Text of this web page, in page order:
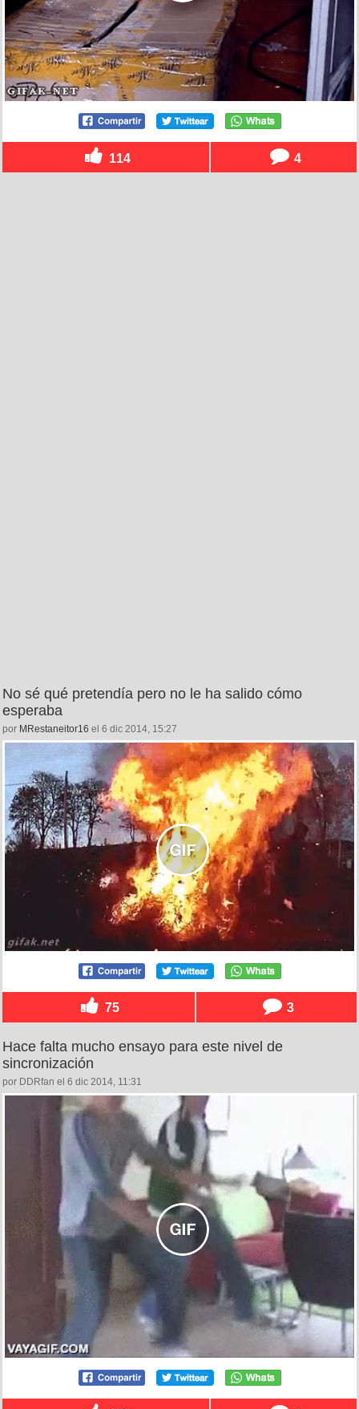
114 4
No sé qué pretendía pero no le ha salido cómo
esperaba
por MRestaneitor16 el 6 dic 2014, 15:27
75 3
Hace falta mucho ensayo para este nivel de
sincronización
por DDRfan el 6 dic 2014, 11:31